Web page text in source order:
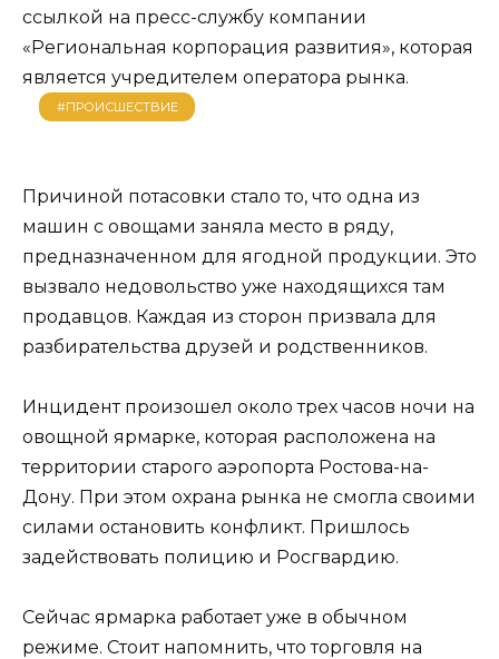
ссылкой на пресс-службу компании
«Региональная корпорация развития», которая
является учредителем оператора рынка.
#ПРОИСШЕСТВИЕ
Причиной потасовки стало то, что одна из
машин с овощами заняла место в ряду,
предназначенном для ягодной продукции. Это
вызвало недовольство уже находящихся там
продавцов. Каждая из сторон призвала для
разбирательства друзей и родственников.
Инцидент произошел около трех часов ночи на
овощной ярмарке, которая расположена на
территории старого аэропорта Ростова-на-
Дону. При этом охрана рынка не смогла своими
силами остановить конфликт. Пришлось
задействовать полицию и Росгвардию.
Сейчас ярмарка работает уже в обычном
режиме. Стоит напомнить, что торговля на